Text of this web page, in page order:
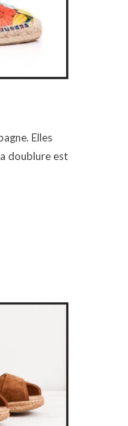
Elles
doublure est